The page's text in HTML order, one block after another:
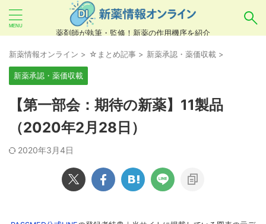
薬剤師が執筆・監修！新薬の作用機序を紹介
あいまい検索（例：ひらがな、誤字）には対応し
ていませんので、製品名・一般名・キーワードな
どをカタカナ でご入力ください。
良い例：テセントリク
悪い例：てせんとりく テセンタリク
新薬情報オンライン > ☆まとめ記事 > 新薬承認・薬価収載 >
新薬承認・薬価収載
【第一部会：期待の新薬】11製品
（2020年2月28日）
2020年3月4日